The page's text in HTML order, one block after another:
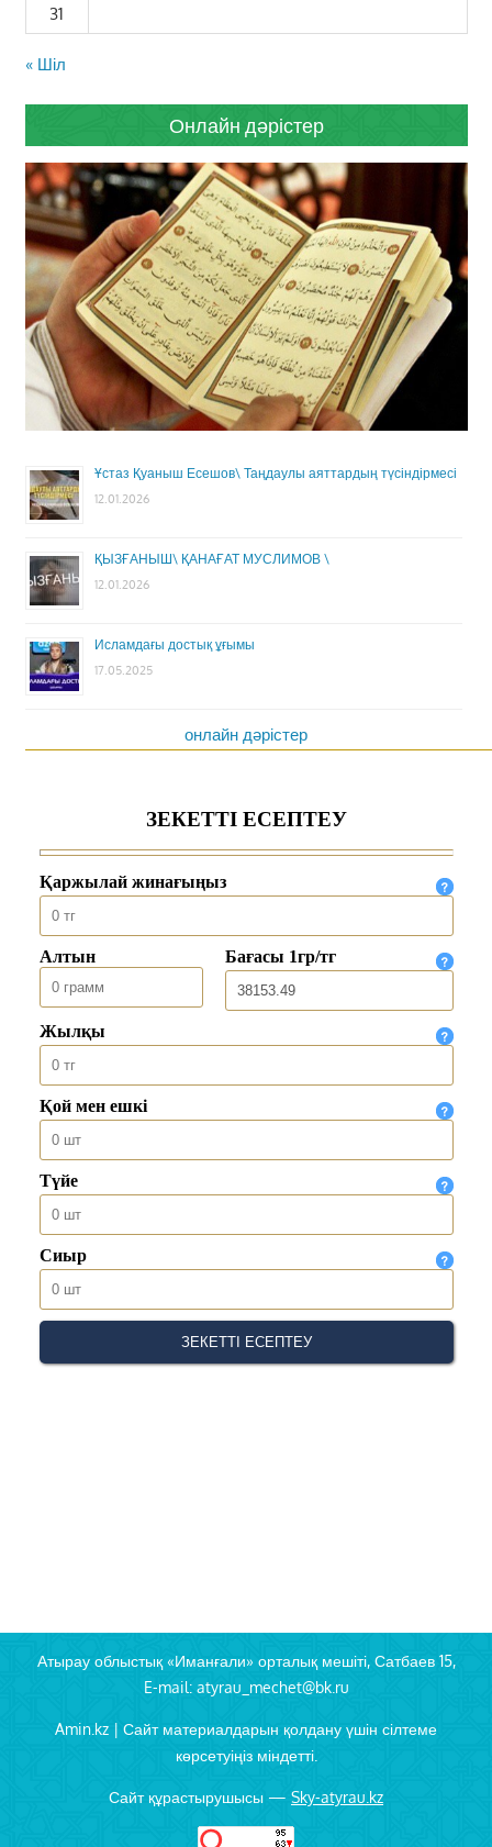
31
« Шіл
Онлайн дәрістер
Ұстаз Қуаныш Есешов\ Таңдаулы аяттардың түсіндірмесі
12.01.2026
ҚЫЗҒАНЫШ\ ҚАНАҒАТ МУСЛИМОВ \
12.01.2026
Исламдағы достық ұғымы
17.05.2025
онлайн дәрістер
Атырау облыстық «Иманғали» орталық мешіті, Сатбаев 15,
E-mail: atyrau_mechet@bk.ru
Amin.kz | Сайт материалдарын қолдану үшін сілтеме
көрсетуіңіз міндетті.
Сайт құрастырушысы — Sky-atyrau.kz